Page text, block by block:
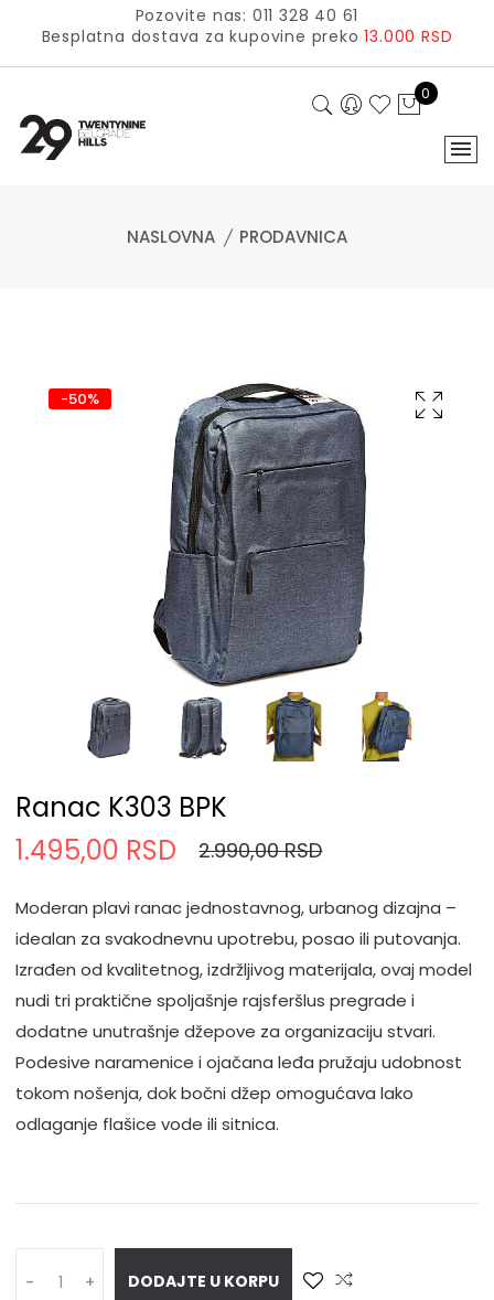
Pozovite nas: 011 328 40 61
Besplatna dostava za kupovine preko13.000 RSD
0
NASLOVNA PRODAVNICA
-50%
Ranac K303 BPK
1.495,00 RSD
2.990,00 RSD
Moderan plavi ranac jednostavnog, urbanog dizajna –
idealan za svakodnevnu upotrebu, posao ili putovanja.
Izrađen od kvalitetnog, izdržljivog materijala, ovaj model
nudi tri praktične spoljašnje rajsferšlus pregrade i
dodatne unutrašnje džepove za organizaciju stvari.
Podesive naramenice i ojačana leđa pružaju udobnost
tokom nošenja, dok bočni džep omogućava lako
odlaganje flašice vode ili sitnica.
- + DODAJTE U KORPU